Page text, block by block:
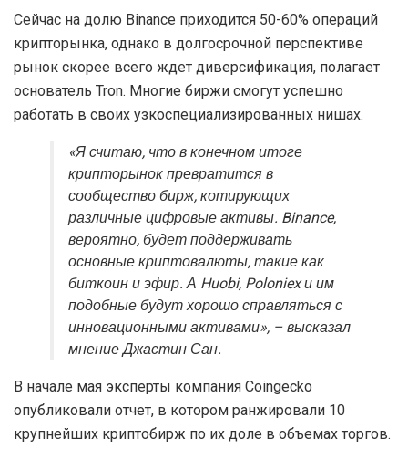
Сейчас на долю Binance приходится 50-60% операций
крипторынка, однако в долгосрочной перспективе
рынок скорее всего ждет диверсификация, полагает
основатель Tron. Многие биржи смогут успешно
работать в своих узкоспециализированных нишах.
«Я считаю, что в конечном итоге
крипторынок превратится в
сообщество бирж, котирующих
различные цифровые активы. Binance,
вероятно, будет поддерживать
основные криптовалюты, такие как
биткоин и эфир. А Huobi, Poloniex и им
подобные будут хорошо справляться с
инновационными активами», – высказал
мнение Джастин Сан.
В начале мая эксперты компания Coingecko
опубликовали отчет, в котором ранжировали 10
крупнейших криптобирж по их доле в объемах торгов.